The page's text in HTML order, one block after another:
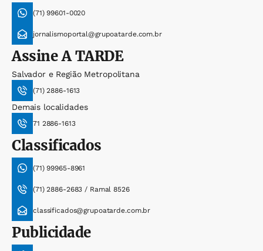
(71) 99601-0020
jornalismoportal@grupoatarde.com.br
AssineA TARDE
Salvador e Região Metropolitana
(71) 2886-1613
Demais localidades
71 2886-1613
Classificados
(71) 99965-8961
(71) 2886-2683 / Ramal 8526
classificados@grupoatarde.com.br
Publicidade